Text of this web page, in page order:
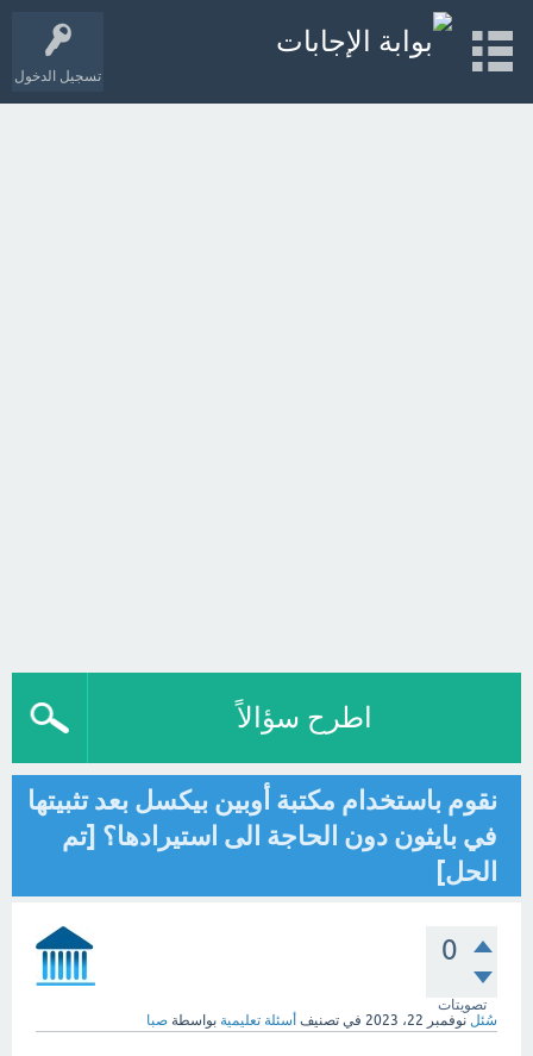
تسجيل الدخول
اطرح سؤالاً
نقوم باستخدام مكتبة أوبين بيكسل بعد تثبيتها
في بايثون دون الحاجة الى استيرادها؟ [تم
الحل]
0
تصويتات
سُئل نوفمبر 22، 2023 في تصنيف أسئلة تعليمية بواسطة صبا